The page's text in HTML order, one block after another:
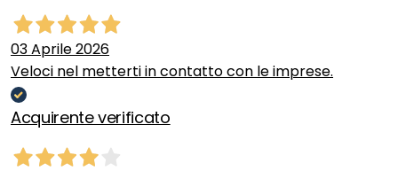
03 Aprile 2026
Veloci nel metterti in contatto con le imprese.
Acquirente verificato